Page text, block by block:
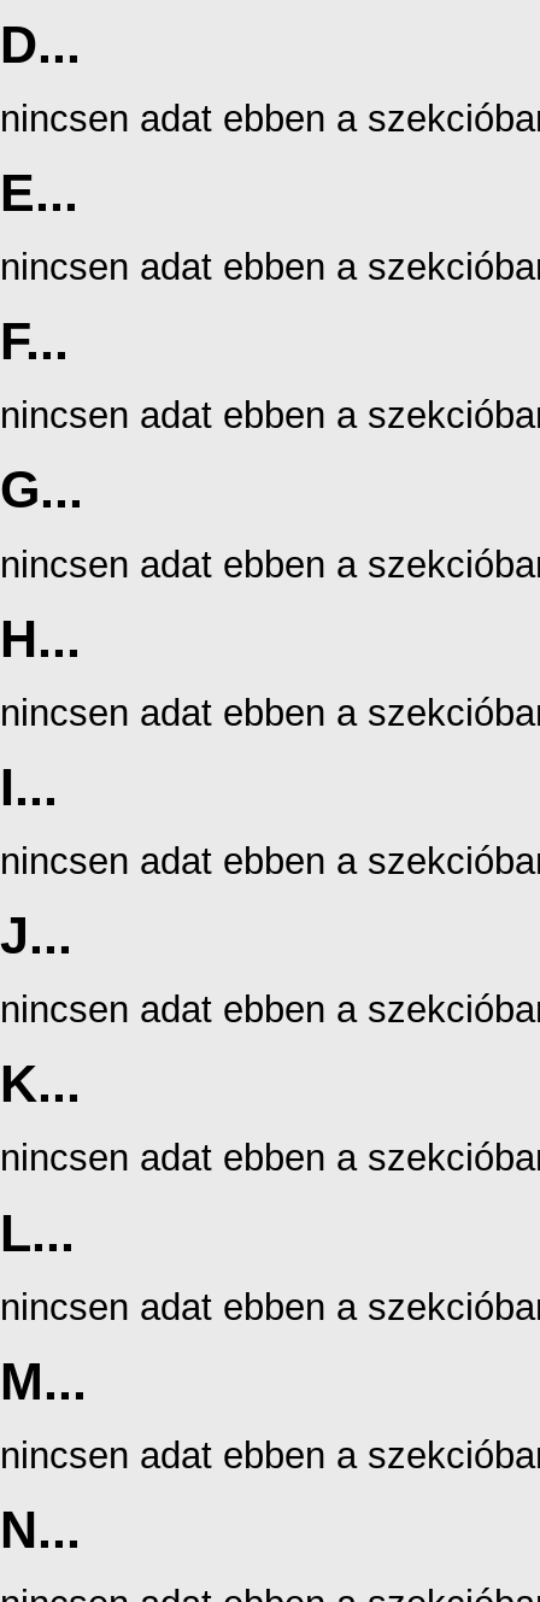
D...
nincsen adat ebben a
E...
nincsen adat ebben a
F...
nincsen adat ebben a
G...
nincsen adat ebben a
H...
nincsen adat ebben a
I...
nincsen adat ebben a
J...
nincsen adat ebben a
K...
nincsen adat ebben a
L...
nincsen adat ebben a
M...
nincsen adat ebben a
N...